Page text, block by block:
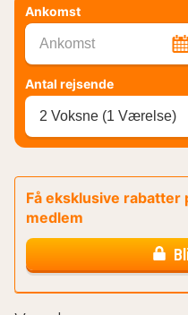
Ankomst
Ankomst
Antal rejsende
2 Voksne (1 Værelse)
Få eksklusive rabatter
medlem